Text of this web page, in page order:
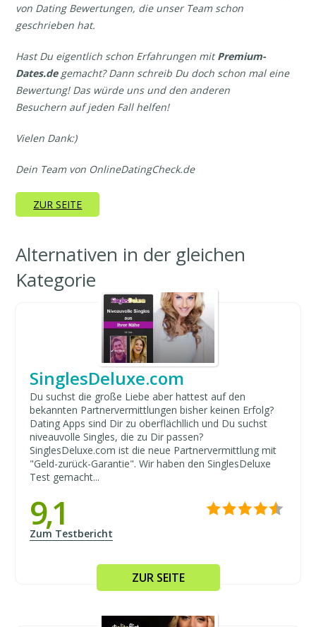
von Dating Bewertungen, die unser Team schon
geschrieben hat.
Hast Du eigentlich schon Erfahrungen mitPremium-
Dates.de gemacht? Dann schreib Du doch schon mal eine
Bewertung! Das würde uns und den anderen
Besuchern auf jeden Fall helfen!
Vielen Dank:)
Dein Team von OnlineDatingCheck.de
ZUR SEITE
Alternativen in der gleichen
Kategorie
SinglesDeluxe.com
Du suchst die große Liebe aber hattest auf den
bekannten Partnervermittlungen bisher keinen Erfolg?
Dating Apps sind Dir zu oberflächllich und Du suchst
niveauvolle Singles, die zu Dir passen?
SinglesDeluxe.com ist die neue Partnervermittlung mit
"Geld-zurück-Garantie". Wir haben den SinglesDeluxe
Test gemacht...
9,1
Zum Testbericht
ZUR SEITE